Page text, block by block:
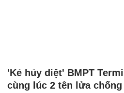
'Kẻ hủy diệt' BMPT
cùng lúc 2 tên lửa chống